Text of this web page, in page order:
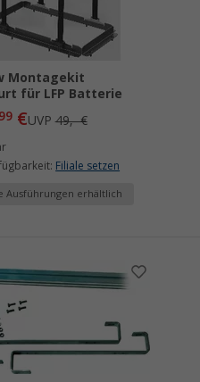
Montagekit
für LFP Batterie
99€UVP49,- €
Filiale setzen
Ausführungen erhältlich